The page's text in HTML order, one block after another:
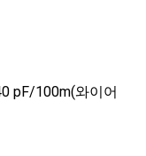
pF/100m(와이어